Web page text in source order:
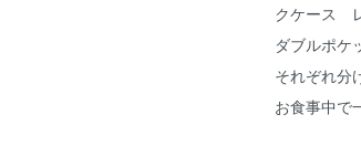
クケース
ダブルポケ
それぞれ分
お食事中で